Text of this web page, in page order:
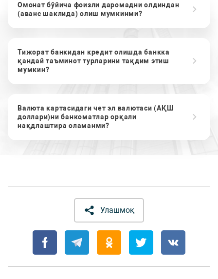
Омонат бўйича фоизли даромадни олдиндан
(аванс шаклида) олиш мумкинми?
Тижорат банкидан кредит олишда банкка
қандай таъминот турларини тақдим этиш
мумкин?
Валюта картасидаги чет эл валютаси (АҚШ
доллари)ни банкоматлар орқали
нақдлаштира оламанми?
Улашмоқ